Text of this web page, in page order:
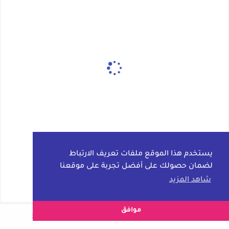
يستخدم هذا الموقع ملفات تعريف الارتباط
لضمان حصولك على أفضل تجربة على موقعنا
شاهد المزيد
موافق